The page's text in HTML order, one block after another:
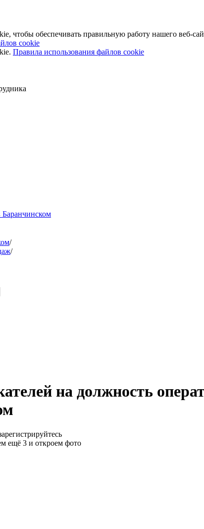
чтобы обеспечивать правильную работу нашего веб-
cookie
Правила использования файлов cookie
Баранчинском
/
/
на должность
ещё 3 и откроем фото